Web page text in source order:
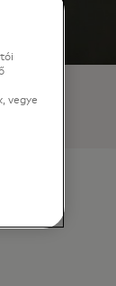
vegye